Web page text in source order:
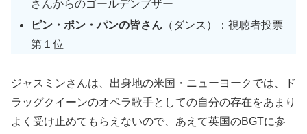
さんからのゴールデンブザー
ピン・ポン・パンの皆さん （ダンス）：視聴者投票
第１位
ジャスミンさんは、出身地の米国・ニューヨークでは、ド
ラッグクイーンのオペラ歌手としての自分の存在をあまり
よく受け止めてもらえないので、あえて英国のBGTに参